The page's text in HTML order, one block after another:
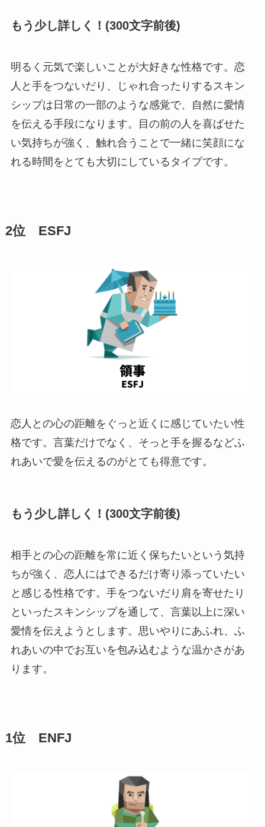
もう少し詳しく！(300文字前後)
明るく元気で楽しいことが大好きな性格です。恋
人と手をつないだり、じゃれ合ったりするスキン
シップは日常の一部のような感覚で、自然に愛情
を伝える手段になります。目の前の人を喜ばせた
い気持ちが強く、触れ合うことで一緒に笑顔にな
れる時間をとても大切にしているタイプです。
2位 ESFJ
恋人との心の距離をぐっと近くに感じていたい性
格です。言葉だけでなく、そっと手を握るなどふ
れあいで愛を伝えるのがとても得意です。
もう少し詳しく！(300文字前後)
相手との心の距離を常に近く保ちたいという気持
ちが強く、恋人にはできるだけ寄り添っていたい
と感じる性格です。手をつないだり肩を寄せたり
といったスキンシップを通して、言葉以上に深い
愛情を伝えようとします。思いやりにあふれ、ふ
れあいの中でお互いを包み込むような温かさがあ
ります。
1位 ENFJ